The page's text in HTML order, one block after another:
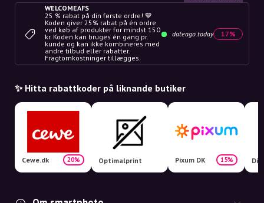
WELCOMEAFS
25 % rabat på din første ordre! 💙
Koden giver 25% rabat på én ordre
ved køb af produkter for mindst 150
kr. Koden kan bruges én gang pr.
kunde og kan ikke kombineres med
andre tilbud eller rabatter.
Fragtomkostninger tillægges.
dateago.today 17%
✨ Hitta rabattkoder på liknande butiker
Cewe.dk 20% Optimalprint Pixum DK 15%